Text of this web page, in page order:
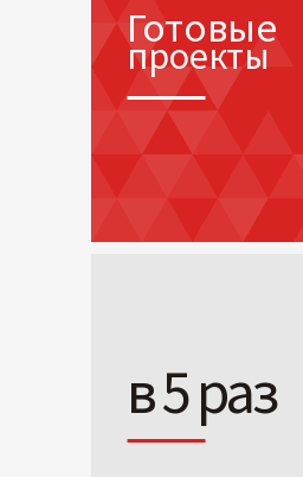
Готовые
проекты
в 5 раз